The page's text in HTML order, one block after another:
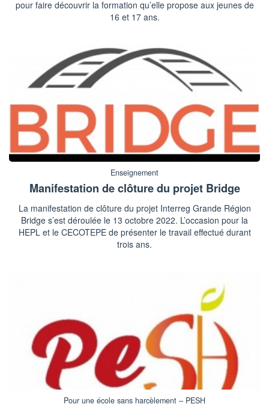
pour faire découvrir la formation qu’elle propose aux jeunes de
16 et 17 ans.
Enseignement
Manifestation de clôture du projet Bridge
La manifestation de clôture du projet Interreg Grande Région
Bridge s’est déroulée le 13 octobre 2022. L’occasion pour la
HEPL et le CECOTEPE de présenter le travail effectué durant
trois ans.
Pour une école sans harcèlement – PESH